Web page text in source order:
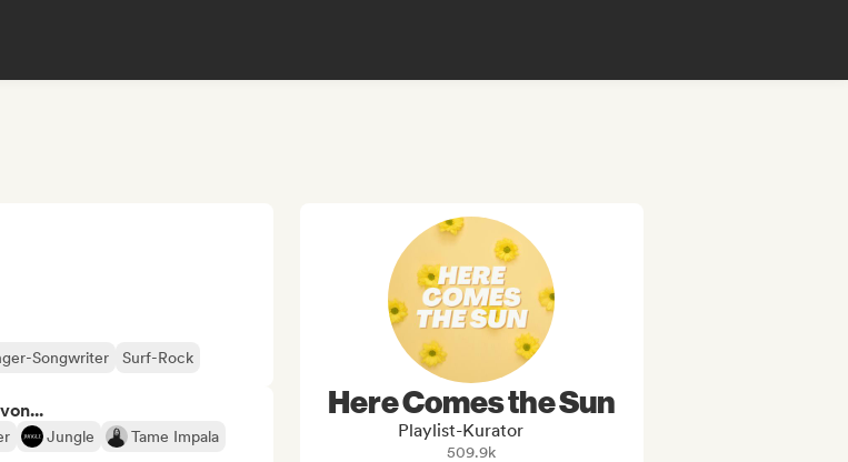
Songwriter Surf-Rock
Jungle
Tame Impala
Here Comes the Sun
Playlist-Kurator
509.9k